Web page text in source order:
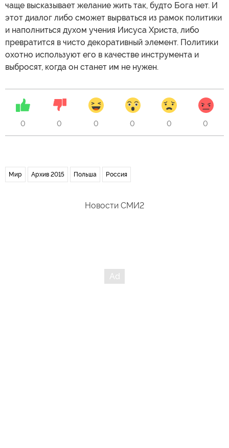
чаще высказывает желание жить так, будто Бога нет. И
этот диалог либо сможет вырваться из рамок политики
и наполниться духом учения Иисуса Христа, либо
превратится в чисто декоративный элемент. Политики
охотно используют его в качестве инструмента и
выбросят, когда он станет им не нужен.
0 0 0 0 0 0
Мир Архив 2015 Польша Россия
Новости СМИ2